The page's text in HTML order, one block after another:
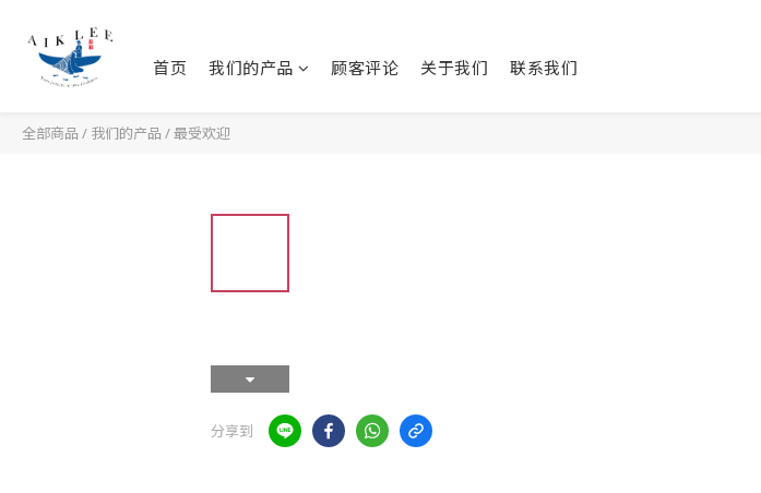
首页 我们的产品 顾客评论 关于我们 联系我们
全部商品 / 我们的产品 /最受欢迎
分享到